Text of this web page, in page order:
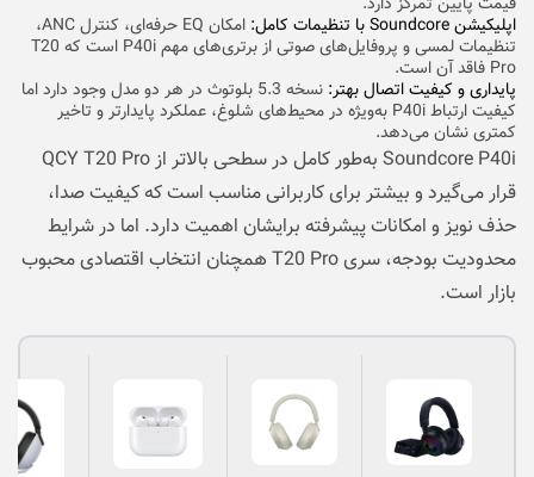
اپلیکیشن Soundcore با تنظیمات کامل:
امکان EQ حرفه‌ای، کنترل ANC،
تنظیمات لمسی و پروفایل‌های صوتی از برتری‌های مهم P40i است که T20
Pro فاقد آن است.
پایداری و کیفیت اتصال بهتر:
نسخه 5.3 بلوتوث در هر دو مدل وجود دارد اما
کیفیت ارتباط P40i به‌ویژه در محیط‌های شلوغ، عملکرد پایدارتر و تاخیر
کمتری نشان می‌دهد.
Soundcore P40i به‌طور کامل در سطحی بالاتر از QCY T20 Pro
قرار می‌گیرد و بیشتر برای کاربرانی مناسب است که کیفیت صدا،
حذف نویز و امکانات پیشرفته برایشان اهمیت دارد. اما در شرایط
محدودیت بودجه، سری T20 Pro همچنان انتخاب اقتصادی محبوب
بازار است.